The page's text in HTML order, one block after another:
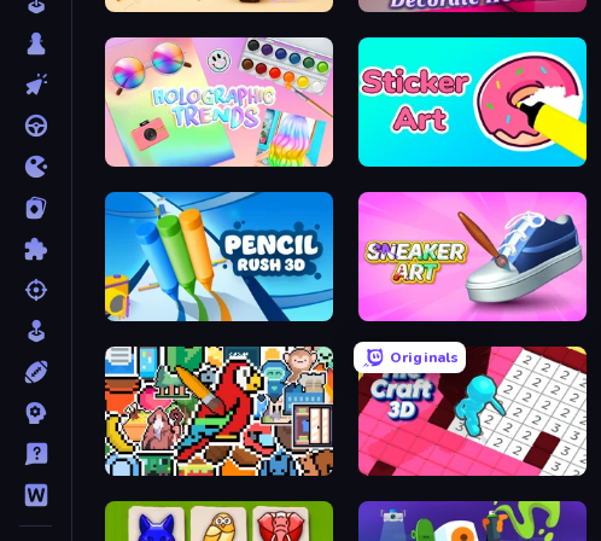
Rope Stitch Puzzle
Holographic Trends
Pencil Rush Sneaker Art
The Frame: Pixel Art
Originals
Tile Craft 3D